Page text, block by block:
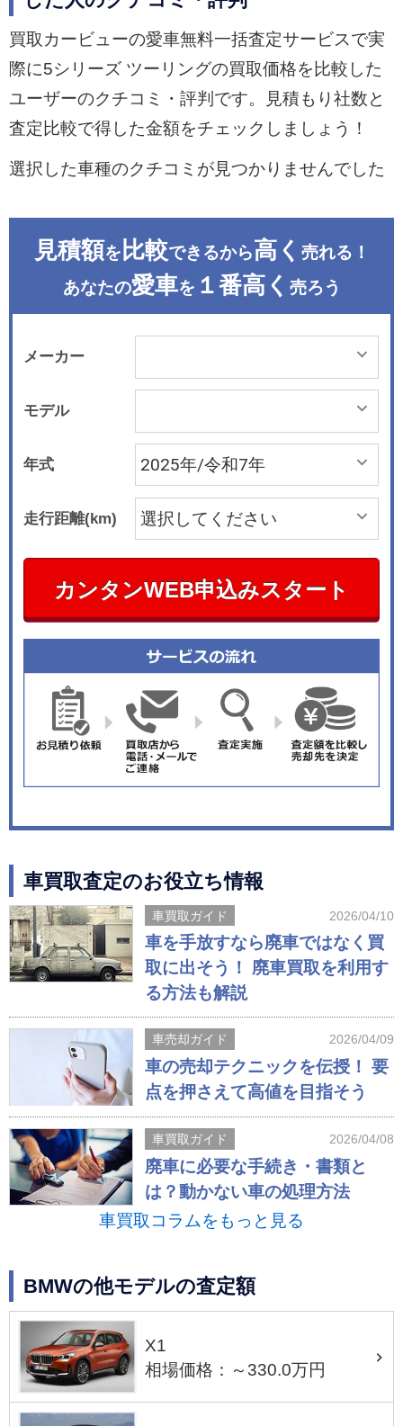
買取カービューの愛車無料一括査定サービスで実
際に5シリーズ ツーリングの買取価格を比較した
ユーザーのクチコミ・評判です。見積もり社数と
査定比較で得した金額をチェックしましょう！
選択した車種のクチコミが見つかりませんでした
見積額を 比較できるから高く 売れる！
あなたの愛車を １番高く 売ろう
メーカー
モデル
年式
走行距離(km)
カンタンWEB申込みスタート
車買取査定のお役立ち情報
車買取ガイド 2026/04/10
車を手放すなら廃車ではなく買
取に出そう！ 廃車買取を利用す
る方法も解説
車売却ガイド 2026/04/09
車の売却テクニックを伝授！ 要
点を押さえて高値を目指そう
車買取ガイド 2026/04/08
廃車に必要な手続き・書類と
は？動かない車の処理方法
車買取コラムをもっと見る
BMWの他モデルの査定額
X1
相場価格：～330.0万円